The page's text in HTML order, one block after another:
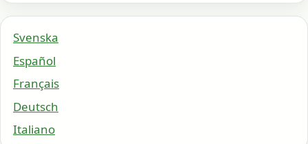
Svenska
Español
Français
Deutsch
Italiano